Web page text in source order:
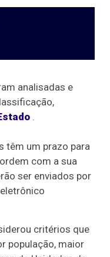
analisadas e
.
têm um prazo para
com a sua
ser enviados por
critérios que
população, maior